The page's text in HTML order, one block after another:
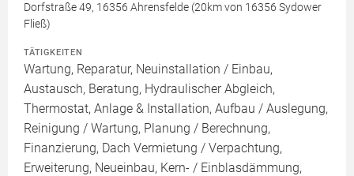
Dorfstraße 49, 16356 Ahrensfelde (20km von 16356 Sydower
Fließ)
TÄTIGKEITEN
Wartung, Reparatur, Neuinstallation / Einbau,
Austausch, Beratung, Hydraulischer Abgleich,
Thermostat, Anlage & Installation, Aufbau / Auslegung,
Reinigung / Wartung, Planung / Berechnung,
Finanzierung, Dach Vermietung / Verpachtung,
Erweiterung, Neueinbau, Kern- / Einblasdämmung,